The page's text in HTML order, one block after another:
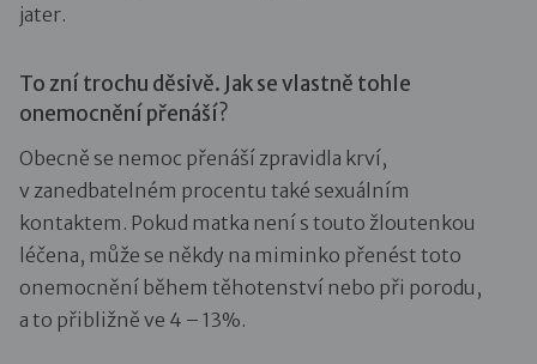
jater.
To zní trochu děsivě. Jak se vlastně tohle
onemocnění přenáší?
Obecně se nemoc přenáší zpravidla krví,
v zanedbatelném procentu také sexuálním
kontaktem. Pokud matka není s touto žloutenkou
léčena, může se někdy na miminko přenést toto
onemocnění během těhotenství nebo při porodu,
a to přibližně ve 4 – 13%.